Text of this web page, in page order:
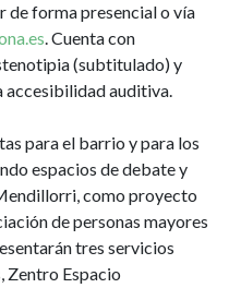
de forma presencial o vía
. Cuenta con
(subtitulado) y
accesibilidad auditiva.
para el barrio y para los
espacios de debate y
como proyecto
de personas mayores
tres servicios
Zentro Espacio